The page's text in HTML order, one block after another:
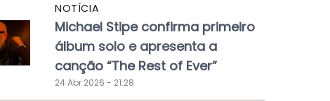
NOTÍCIA
Michael Stipe confirma primeiro
álbum solo e apresenta a
canção “The Rest of Ever”
24 Abr 2026 - 21:28